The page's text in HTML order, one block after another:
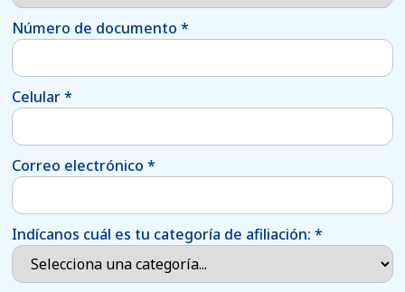
Número de documento*
Celular*
Correo electrónico*
Indícanos cuál es tu categoría de afiliación:*